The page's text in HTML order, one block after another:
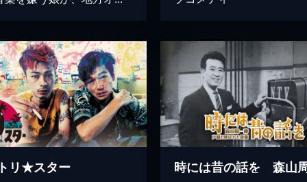
リ★スター